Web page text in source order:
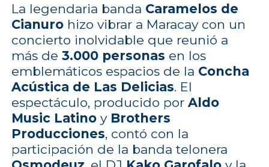
La legendaria banda Caramelos de
Cianurohizo vibrar a Maracay con un
concierto inolvidable que reunió a
más de 3.000 personas en los
emblemáticos espacios de la Concha
Acústica de Las Delicias. El
espectáculo, producido por Aldo
Music Latinoy Brothers
Producciones, contó con la
participación de la banda telonera